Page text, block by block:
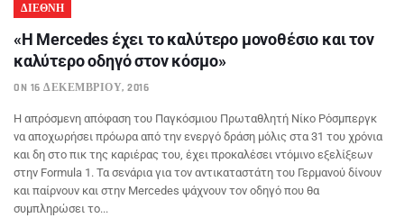
ΔΙΕΘΝΗ
«Η Mercedes έχει το καλύτερο μονοθέσιο και τον
καλύτερο οδηγό στον κόσμο»
ON 16 ΔΕΚΕΜΒΡΊΟΥ, 2016
Η απρόσμενη απόφαση του Παγκόσμιου Πρωταθλητή Νίκο Ρόσμπεργκ
να αποχωρήσει πρόωρα από την ενεργό δράση μόλις στα 31 του χρόνια
και δη στο πικ της καριέρας του, έχει προκαλέσει ντόμινο εξελίξεων
στην Formula 1. Τα σενάρια για τον αντικαταστάτη του Γερμανού δίνουν
και παίρνουν και στην Mercedes ψάχνουν τον οδηγό που θα
συμπληρώσει το...